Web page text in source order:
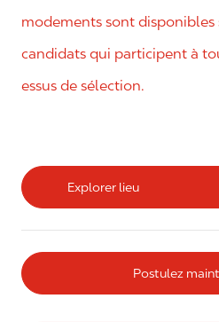
modements sont
candidats qui participent à
essus de sélection.
Explorer lieu
Postulez